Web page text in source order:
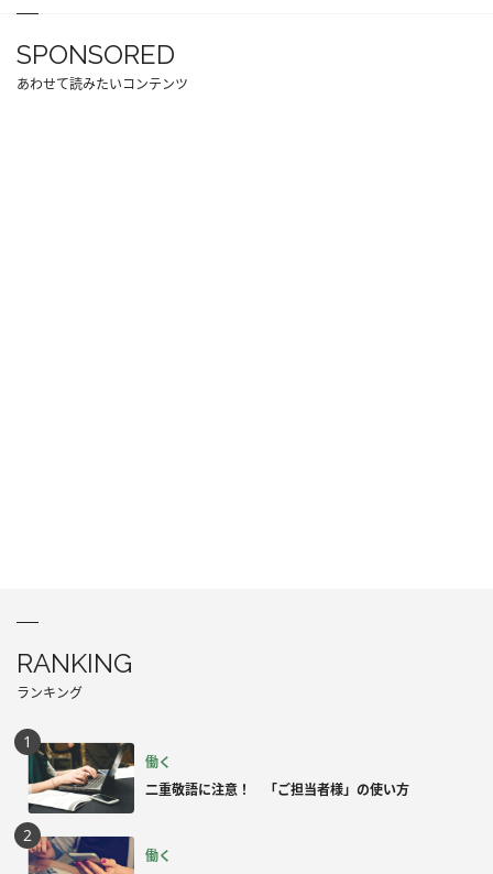
SPONSORED
あわせて読みたいコンテンツ
RANKING
ランキング
働く
二重敬語に注意！ 「ご担当者様」の使い方
働く